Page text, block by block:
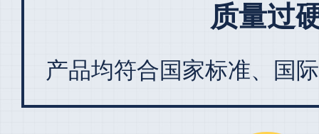
质量过
产品均符合国家标准、国